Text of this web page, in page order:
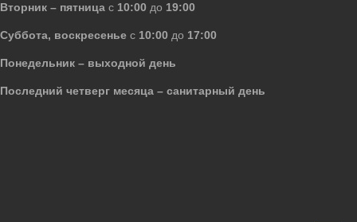
Вторник – пятница с 10:00 до 19:00
Суббота, воскресенье с 10:00 до 17:00
Понедельник – выходной день
Последний четверг месяца – санитарный день